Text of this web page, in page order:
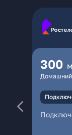
300
Домашний